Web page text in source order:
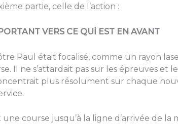
partie, celle de l’action :
VERS CE QUİ EST EN AVANT
Paul était focalisé, comme un rayon
Il ne s’attardait pas sur les épreuves et
plus résolument sur chaque
une course jusqu’à la ligne d’arrivée de